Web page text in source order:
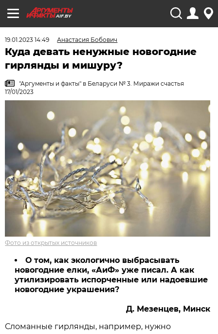
AIF.BY
19.01.2023 14:49 Анастасия Бобович
Куда девать ненужные новогодние
гирлянды и мишуру?
"Аргументы и факты" в Беларуси № 3. Миражи счастья
17/01/2023
Фото из открытых источников
О том, как экологично выбрасывать
новогодние елки, «АиФ» уже писал. А как
утилизировать испорченные или надоевшие
новогодние украшения?
Д. Мезенцев, Минск
Сломанные гирлянды, например, нужно